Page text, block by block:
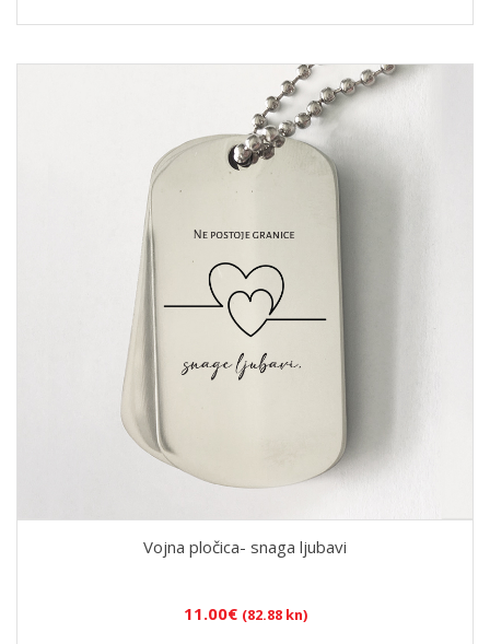
Vojna pločica- snaga ljubavi
11.00€ (82.88 kn)